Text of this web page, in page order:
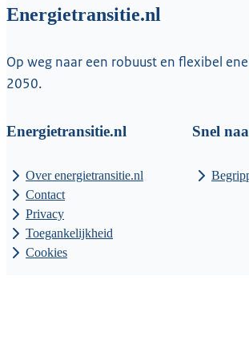
Energietransitie.nl
Op weg naar een robuust en flexibel
2050.
Energietransitie.nl
Over energietransitie.nl
Contact
Privacy
Toegankelijkheid
Cookies
Snel